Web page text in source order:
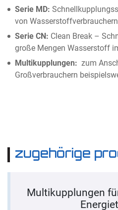
Serie MD:
von
Serie CN: Clean Break –
große Mengen Wasserstoff
Multikupplungen: zum
Großverbrauchern
zugehörige
Multikupplungen